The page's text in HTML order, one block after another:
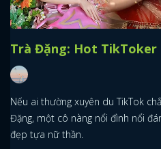
Trà Đặng: Hot
Nếu ai thường xuyên du TikTok
Đặng, một cô nàng nổi đình nổi
đẹp tựa nữ thần.